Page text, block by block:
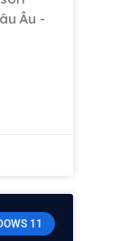
Âu -
11